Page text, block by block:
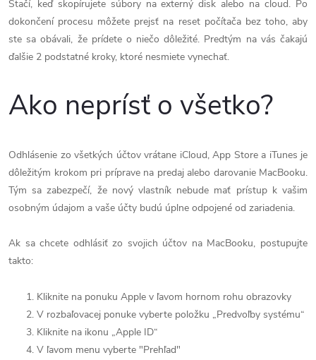
Stačí, keď skopírujete súbory na externý disk alebo na cloud. Po
dokončení procesu môžete prejsť na reset počítača bez toho, aby
ste sa obávali, že prídete o niečo dôležité. Predtým na vás čakajú
ďalšie 2 podstatné kroky, ktoré nesmiete vynechať.
Ako neprísť o všetko?
Odhlásenie zo všetkých účtov vrátane iCloud, App Store a iTunes je
dôležitým krokom pri príprave na predaj alebo darovanie MacBooku.
Tým sa zabezpečí, že nový vlastník nebude mať prístup k vašim
osobným údajom a vaše účty budú úplne odpojené od zariadenia.
Ak sa chcete odhlásiť zo svojich účtov na MacBooku, postupujte
takto:
Kliknite na ponuku Apple v ľavom hornom rohu obrazovky
V rozbaľovacej ponuke vyberte položku „Predvoľby systému“
Kliknite na ikonu „Apple ID“
V ľavom menu vyberte "Prehľad"